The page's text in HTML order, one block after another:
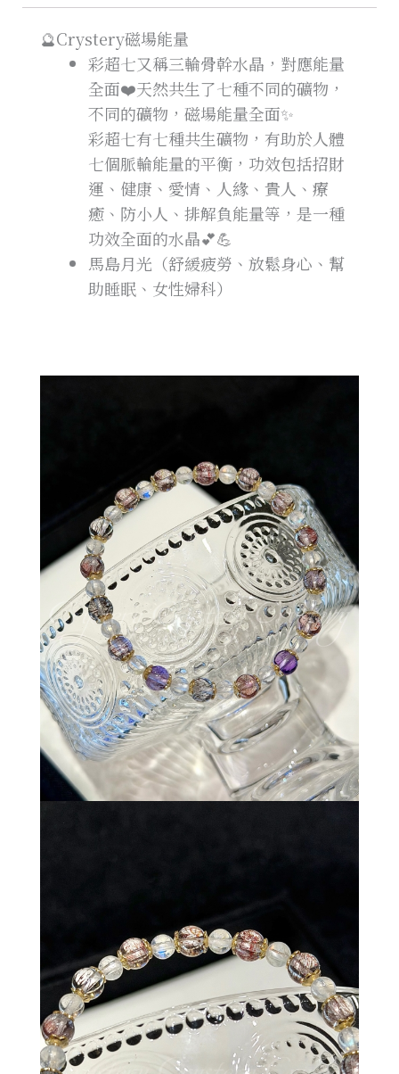
🔮Crystery磁場能量
彩超七又稱三輪骨幹水晶，對應能量
全面❤️天然共生了七種不同的礦物，
不同的礦物，磁場能量全面✨
彩超七有七種共生礦物，有助於人體
七個脈輪能量的平衡，功效包括招財
運、健康、愛情、人緣、貴人、療
癒、防小人、排解負能量等，是一種
功效全面的水晶💕💪
馬島月光（舒緩疲勞、放鬆身心、幫
助睡眠、女性婦科）